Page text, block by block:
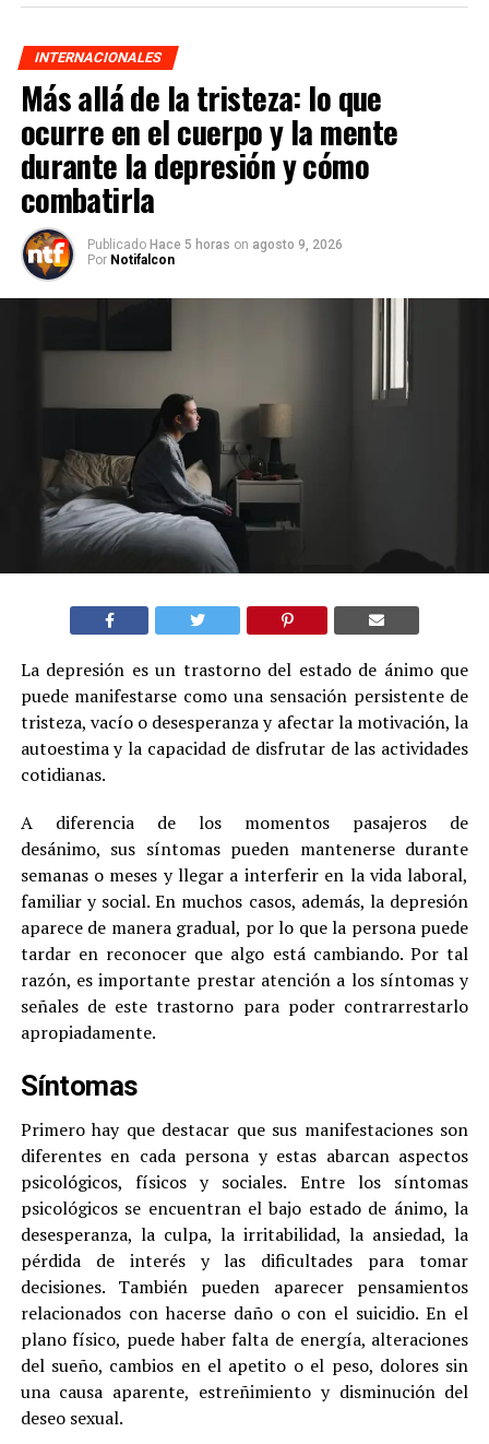
INTERNACIONALES
Más allá de la tristeza: lo que
ocurre en el cuerpo y la mente
durante la depresión y cómo
combatirla
Publicado Hace 5 horas on agosto 9, 2026
Por Notifalcon
La depresión es un trastorno del estado de ánimo que
puede manifestarse como una sensación persistente de
tristeza, vacío o desesperanza y afectar la motivación, la
autoestima y la capacidad de disfrutar de las actividades
cotidianas.
A diferencia de los momentos pasajeros de
desánimo, sus síntomas pueden mantenerse durante
semanas o meses y llegar a interferir en la vida laboral,
familiar y social. En muchos casos, además, la depresión
aparece de manera gradual, por lo que la persona puede
tardar en reconocer que algo está cambiando. Por tal
razón, es importante prestar atención a los síntomas y
señales de este trastorno para poder contrarrestarlo
apropiadamente.
Síntomas
Primero hay que destacar que sus manifestaciones son
diferentes en cada persona y estas abarcan aspectos
psicológicos, físicos y sociales. Entre los síntomas
psicológicos se encuentran el bajo estado de ánimo, la
desesperanza, la culpa, la irritabilidad, la ansiedad, la
pérdida de interés y las dificultades para tomar
decisiones. También pueden aparecer pensamientos
relacionados con hacerse daño o con el suicidio. En el
plano físico, puede haber falta de energía, alteraciones
del sueño, cambios en el apetito o el peso, dolores sin
una causa aparente, estreñimiento y disminución del
deseo sexual.